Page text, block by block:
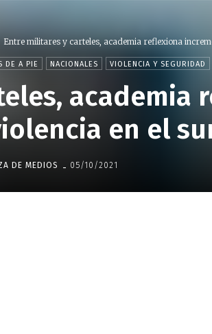
Entre militares y carteles, academia reflexiona
DE A PIE NACIONALES VIOLENCIA Y SEGURIDAD
academia
en el
DE MEDIOS - 05/10/2021